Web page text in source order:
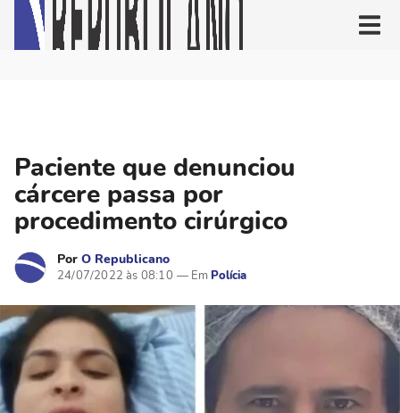
Paciente que denunciou
cárcere passa por
procedimento cirúrgico
Por O Republicano
24/07/2022 às 08:10 Polícia